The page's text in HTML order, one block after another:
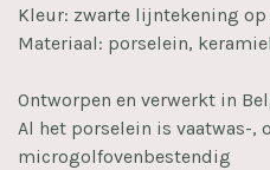
Kleur: zwarte lijntekening
Materiaal: porselein,
Ontworpen en verwerkt in
Al het porselein is vaatwas-,
microgolfovenbestendig